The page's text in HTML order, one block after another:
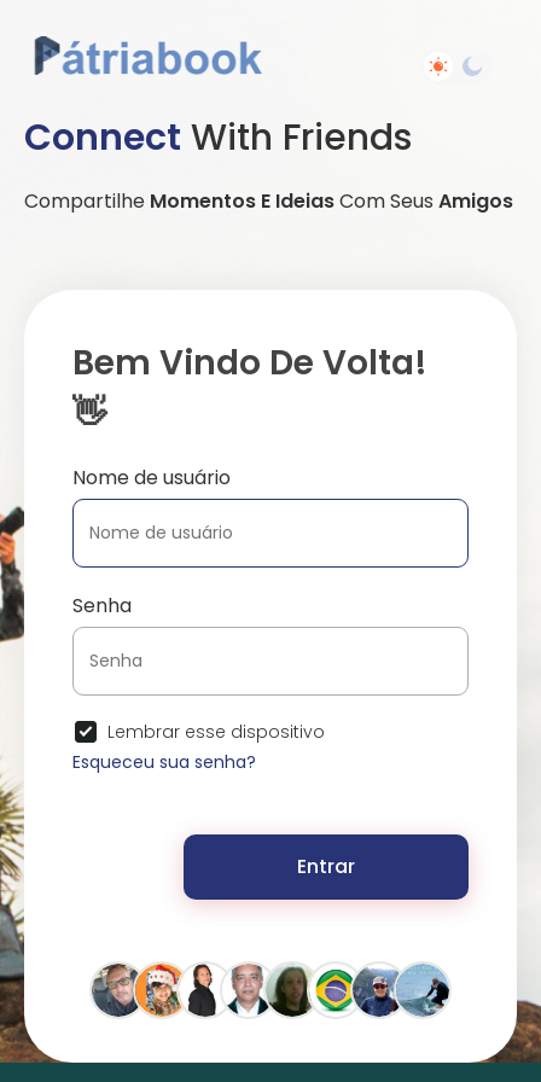
Connect With Friends
Compartilhe Momentos E IdeiasCom Seus Amigos
Bem Vindo De Volta!
👋
Nome de usuário
Senha
Lembrar esse dispositivo
Esqueceu sua senha?
Entrar